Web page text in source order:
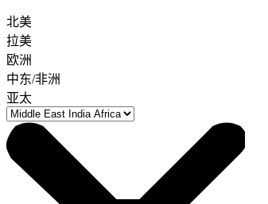
北美
拉美
欧洲
中东/非洲
亚太